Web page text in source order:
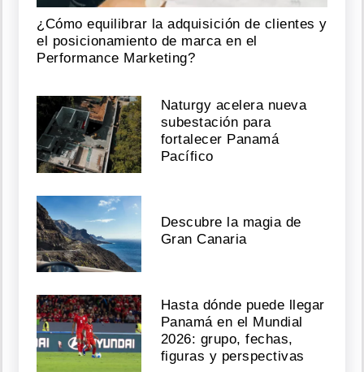
¿Cómo equilibrar la adquisición de clientes y
el posicionamiento de marca en el
Performance Marketing?
Naturgy acelera nueva
subestación para
fortalecer Panamá
Pacífico
Descubre la magia de
Gran Canaria
Hasta dónde puede llegar
Panamá en el Mundial
2026: grupo, fechas,
figuras y perspectivas